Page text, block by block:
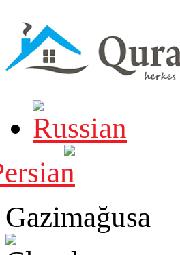
Gazimağusa